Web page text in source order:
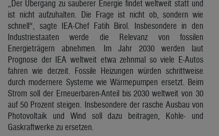
„Der Übergang zu sauberer Energie findet weltweit statt und
ist nicht aufzuhalten. Die Frage ist nicht ob, sondern wie
schnell“, sagte IEA-Chef Fatih Birol. Insbesondere in den
Industriestaaten werde die Relevanz von fossilen
Energieträgern abnehmen. Im Jahr 2030 werden laut
Prognose der IEA weltweit etwa zehnmal so viele E-Autos
fahren wie derzeit. Fossile Heizungen würden schrittweise
durch modernere Systeme wie Wärmepumpen ersetzt. Beim
Strom soll der Erneuerbaren-Anteil bis 2030 weltweit von 30
auf 50 Prozent steigen. Insbesondere der rasche Ausbau von
Photovoltaik und Wind soll dazu beitragen, Kohle- und
Gaskraftwerke zu ersetzen.